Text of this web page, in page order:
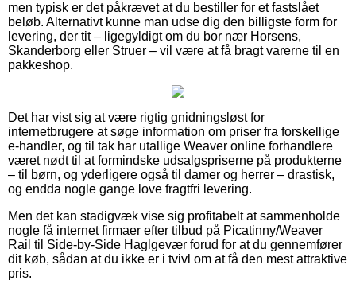
men typisk er det påkrævet at du bestiller for et fastslået
beløb. Alternativt kunne man udse dig den billigste form for
levering, der tit – ligegyldigt om du bor nær Horsens,
Skanderborg eller Struer – vil være at få bragt varerne til en
pakkeshop.
Det har vist sig at være rigtig gnidningsløst for
internetbrugere at søge information om priser fra forskellige
e-handler, og til tak har utallige Weaver online forhandlere
været nødt til at formindske udsalgspriserne på produkterne
– til børn, og yderligere også til damer og herrer – drastisk,
og endda nogle gange love fragtfri levering.
Men det kan stadigvæk vise sig profitabelt at sammenholde
nogle få internet firmaer efter tilbud på Picatinny/Weaver
Rail til Side-by-Side Haglgevær forud for at du gennemfører
dit køb, sådan at du ikke er i tvivl om at få den mest attraktive
pris.